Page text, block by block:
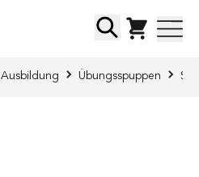
Suche
Ausbildung Übungsspuppen